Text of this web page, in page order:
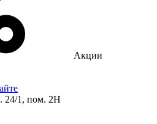
Акции
24/1, пом. 2Н